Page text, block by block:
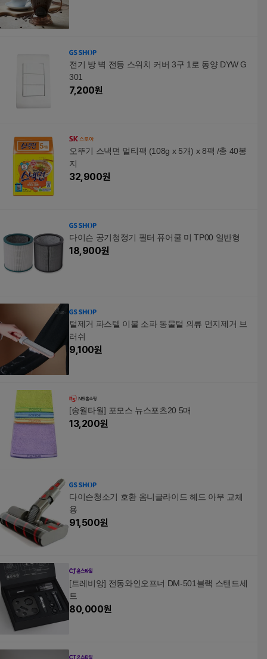
전기 방 벽 전등 스위치 커버 3구 1로 동양 DYW G
301
7,200원
오뚜기 스낵면 멀티팩 (108g x 5개) x 8팩 /총 40봉
지
32,900원
다이슨 공기청정기 필터 퓨어쿨 미 TP00 일반형
18,900원
털제거 파스텔 이불 소파 동물털 의류 먼지제거 브
러쉬
9,100원
[송월타월] 포모스 뉴스포츠20 5매
13,200원
다이슨청소기 호환 옴니글라이드 헤드 아무 교체
용
91,500원
[트레비앙] 전동와인오프너 DM-501블랙 스탠드세
트
80,000원